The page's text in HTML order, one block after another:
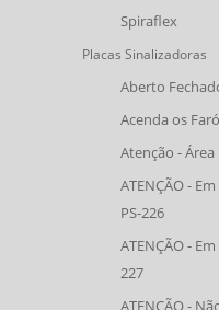
Spiraflex
Placas Sinalizadoras
Aberto
Acenda os
Atenção -
ATENÇÃO -
PS-226
ATENÇÃO -
227